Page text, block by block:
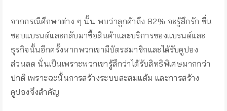
จากกรณีศึกษาต่าง ๆ นั้น พบว่าลูกค้าถึง 82% จะรู้สึกรัก ชื่น
ชอบแบรนด์และกลับมาซื้อสินค้าและบริการของแบรนด์และ
ธุรกิจนั้นอีกครั้งหากพวกเขามีบัตรสมาชิกและได้รับคูปอง
ส่วนลด นั่นเป็นเพราะพวกเขารู้สึกว่าได้รับสิทธิพิเศษมากกว่า
ปกติ เพราะฉะนั้นการสร้างระบบสะสมแต้ม และการสร้าง
คูปองจึงสำคัญ